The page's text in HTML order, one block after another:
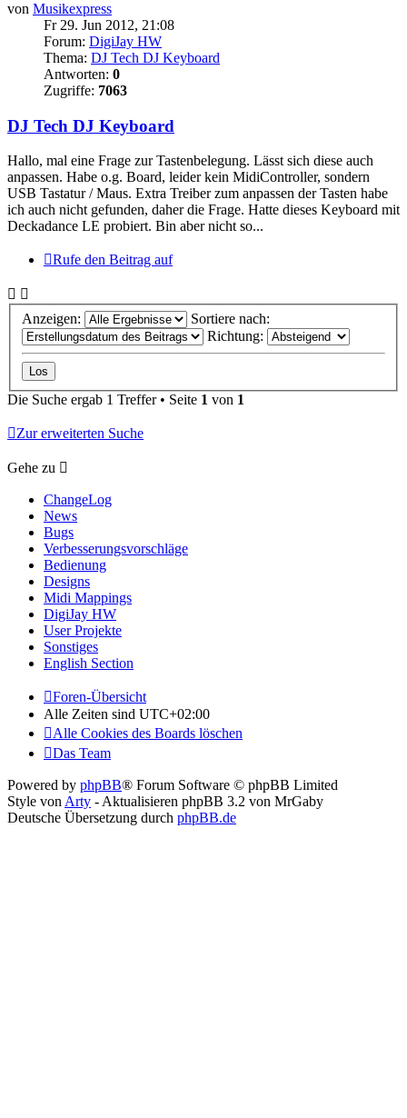
von Musikexpress
Fr 29. Jun 2012, 21:08
Forum: DigiJay HW
Thema: DJ Tech DJ Keyboard
Antworten: 0
Zugriffe: 7063
DJ Tech DJ Keyboard
Hallo, mal eine Frage zur Tastenbelegung. Lässt sich diese auch
anpassen. Habe o.g. Board, leider kein MidiController, sondern
USB Tastatur / Maus. Extra Treiber zum anpassen der Tasten habe
ich auch nicht gefunden, daher die Frage. Hatte dieses Keyboard mit
Deckadance LE probiert. Bin aber nicht so...
Rufe den Beitrag auf
Anzeigen:
Sortiere nach:
Richtung:
Die Suche ergab 1 Treffer • Seite 1 von 1
Zur erweiterten Suche
Gehe zu
ChangeLog
News
Bugs
Verbesserungsvorschläge
Bedienung
Designs
Midi Mappings
DigiJay HW
User Projekte
Sonstiges
English Section
Foren-Übersicht
Alle Zeiten sind UTC+02:00
Alle Cookies des Boards löschen
Das Team
Powered by phpBB® Forum Software © phpBB Limited
Style von Arty - Aktualisieren phpBB 3.2 von MrGaby
Deutsche Übersetzung durch phpBB.de